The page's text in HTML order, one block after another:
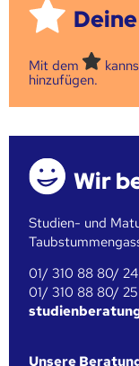
Mit dem
hinzufügen.
Wir
Studien- und
01/ 310 88 80/
01/ 310 88 80/ 25
Unsere